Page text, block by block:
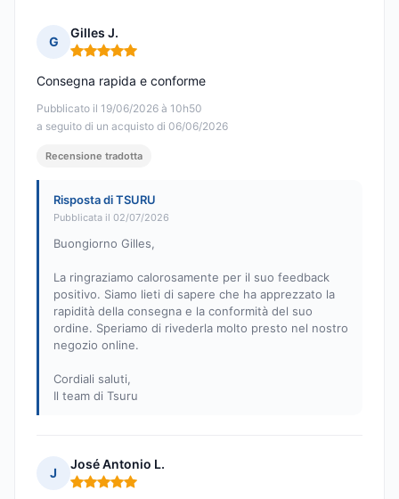
G
Gilles J.
Nota: 5 su 5
Pubblicato il 19/06/2026 à 10h50
a seguito di un acquisto di 06/06/2026
Consegna rapida e conforme
Recensione tradotta
Risposta di TSURU
Pubblicata il 02/07/2026
Buongiorno Gilles,
La ringraziamo calorosamente per il suo feedback
positivo. Siamo lieti di sapere che ha apprezzato la
rapidità della consegna e la conformità del suo
ordine. Speriamo di rivederla molto presto nel nostro
negozio online.
Cordiali saluti,
Il team di Tsuru
J
José Antonio L.
Nota: 5 su 5